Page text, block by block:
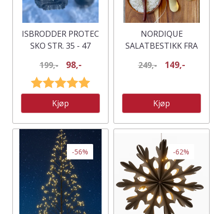
ISBRODDER PROTEC
SKO STR. 35 - 47
199,-
98,-
Karakter:
Kjøp
NORDIQUE
SALATBESTIKK FRA
GULL
249,- 149,-
Kjøp
-56% -62%